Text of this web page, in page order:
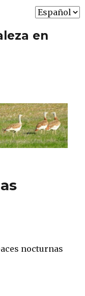
en
nocturnas
Elegir
idioma